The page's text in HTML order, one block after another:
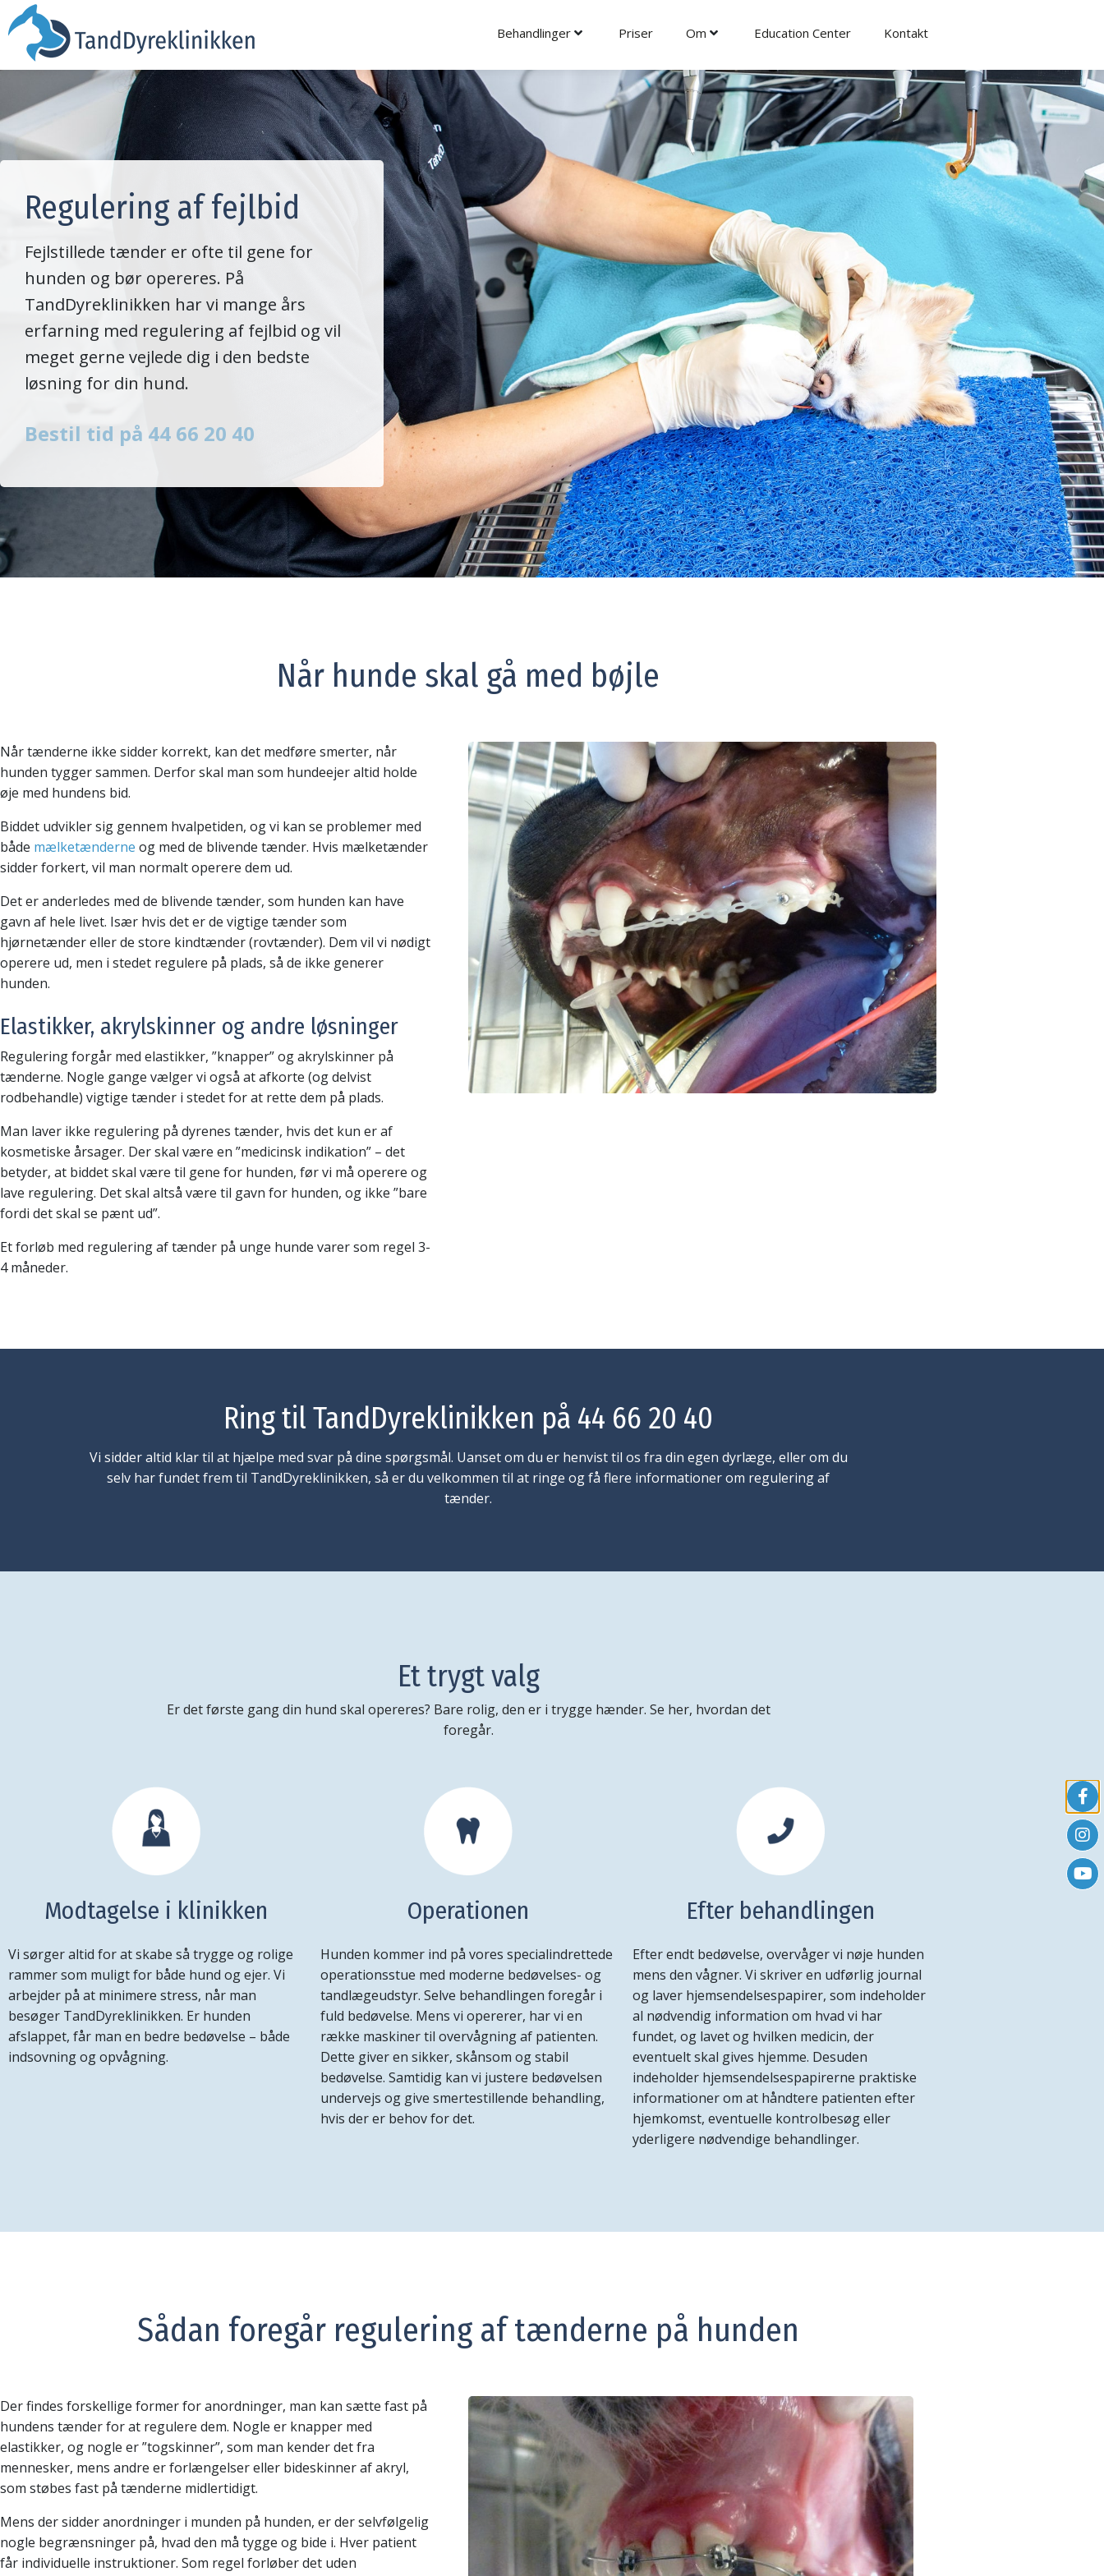
Behandlinger Priser Om Education Center Kontakt
Regulering af fejlbid
Fejlstillede tænder er ofte til gene for
hunden og bør opereres. På
TandDyreklinikken har vi mange års
erfarning med regulering af fejlbid og vil
meget gerne vejlede dig i den bedste
løsning for din hund.
Bestil tid på 44 66 20 40
Når hunde skal gå med bøjle
Når tænderne ikke sidder korrekt, kan det medføre smerter, når
hunden tygger sammen. Derfor skal man som hundeejer altid holde
øje med hundens bid.
Biddet udvikler sig gennem hvalpetiden, og vi kan se problemer med
både mælketænderne og med de blivende tænder. Hvis mælketænder
sidder forkert, vil man normalt operere dem ud.
Det er anderledes med de blivende tænder, som hunden kan have
gavn af hele livet. Især hvis det er de vigtige tænder som
hjørnetænder eller de store kindtænder (rovtænder). Dem vil vi nødigt
operere ud, men i stedet regulere på plads, så de ikke generer
hunden.
Elastikker, akrylskinner og andre løsninger
Regulering forgår med elastikker, ”knapper” og akrylskinner på
tænderne. Nogle gange vælger vi også at afkorte (og delvist
rodbehandle) vigtige tænder i stedet for at rette dem på plads.
Man laver ikke regulering på dyrenes tænder, hvis det kun er af
kosmetiske årsager. Der skal være en ”medicinsk indikation” – det
betyder, at biddet skal være til gene for hunden, før vi må operere og
lave regulering. Det skal altså være til gavn for hunden, og ikke ”bare
fordi det skal se pænt ud”.
Et forløb med regulering af tænder på unge hunde varer som regel 3-
4 måneder.
Ring til TandDyreklinikken på 44 66 20 40
Vi sidder altid klar til at hjælpe med svar på dine spørgsmål. Uanset om du er henvist til os fra din egen dyrlæge, eller om du
selv har fundet frem til TandDyreklinikken, så er du velkommen til at ringe og få flere informationer om regulering af
tænder.
Et trygt valg
Er det første gang din hund skal opereres? Bare rolig, den er i trygge hænder. Se her, hvordan det
foregår.
Modtagelse i klinikken
Vi sørger altid for at skabe så trygge og rolige
rammer som muligt for både hund og ejer. Vi
arbejder på at minimere stress, når man
besøger TandDyreklinikken. Er hunden
afslappet, får man en bedre bedøvelse – både
indsovning og opvågning.
Operationen
Hunden kommer ind på vores specialindrettede
operationsstue med moderne bedøvelses- og
tandlægeudstyr. Selve behandlingen foregår i
fuld bedøvelse. Mens vi opererer, har vi en
række maskiner til overvågning af patienten.
Dette giver en sikker, skånsom og stabil
bedøvelse. Samtidig kan vi justere bedøvelsen
undervejs og give smertestillende behandling,
hvis der er behov for det.
Efter behandlingen
Efter endt bedøvelse, overvåger vi nøje hunden
mens den vågner. Vi skriver en udførlig journal
og laver hjemsendelsespapirer, som indeholder
al nødvendig information om hvad vi har
fundet, og lavet og hvilken medicin, der
eventuelt skal gives hjemme. Desuden
indeholder hjemsendelsespapirerne praktiske
informationer om at håndtere patienten efter
hjemkomst, eventuelle kontrolbesøg eller
yderligere nødvendige behandlinger.
Sådan foregår regulering af tænderne på hunden
Der findes forskellige former for anordninger, man kan sætte fast på
hundens tænder for at regulere dem. Nogle er knapper med
elastikker, og nogle er ”togskinner”, som man kender det fra
mennesker, mens andre er forlængelser eller bideskinner af akryl,
som støbes fast på tænderne midlertidigt.
Mens der sidder anordninger i munden på hunden, er der selvfølgelig
nogle begrænsninger på, hvad den må tygge og bide i. Hver patient
får individuelle instruktioner. Som regel forløber det uden